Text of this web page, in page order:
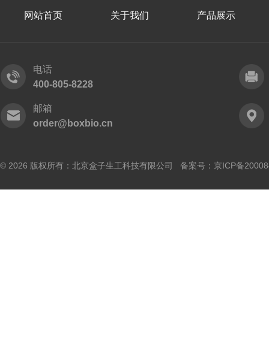
网站首页 关于我们 产品展示
电话
400-805-8228
邮箱
order@boxbio.cn
© 2026 版权所有：北京盒子生工科技有限公司 备案号： 京ICP备